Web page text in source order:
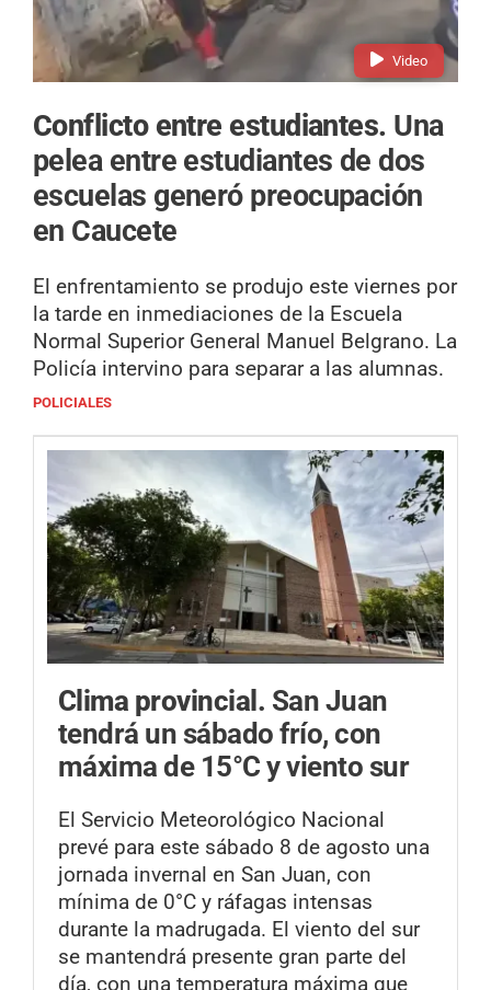
Video
Conflicto entre estudiantes. Una
pelea entre estudiantes de dos
escuelas generó preocupación
en Caucete
El enfrentamiento se produjo este viernes por
la tarde en inmediaciones de la Escuela
Normal Superior General Manuel Belgrano. La
Policía intervino para separar a las alumnas.
POLICIALES
Clima provincial. San Juan
tendrá un sábado frío, con
máxima de 15°C y viento sur
El Servicio Meteorológico Nacional
prevé para este sábado 8 de agosto una
jornada invernal en San Juan, con
mínima de 0°C y ráfagas intensas
durante la madrugada. El viento del sur
se mantendrá presente gran parte del
día, con una temperatura máxima que